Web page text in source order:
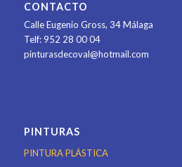
CONTACTO
Calle Eugenio Gross, 34Málaga
Telf: 952 28 00 04
pinturasdecoval@hotmail.com
PINTURAS
PINTURA PLÁSTICA